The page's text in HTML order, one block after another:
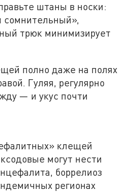
штаны в носки:
сомнительный»,
трюк минимизирует
полно даже на полях
Гуляя, регулярно
— и укус почти
» клещей
могут нести
боррелиоз
регионах